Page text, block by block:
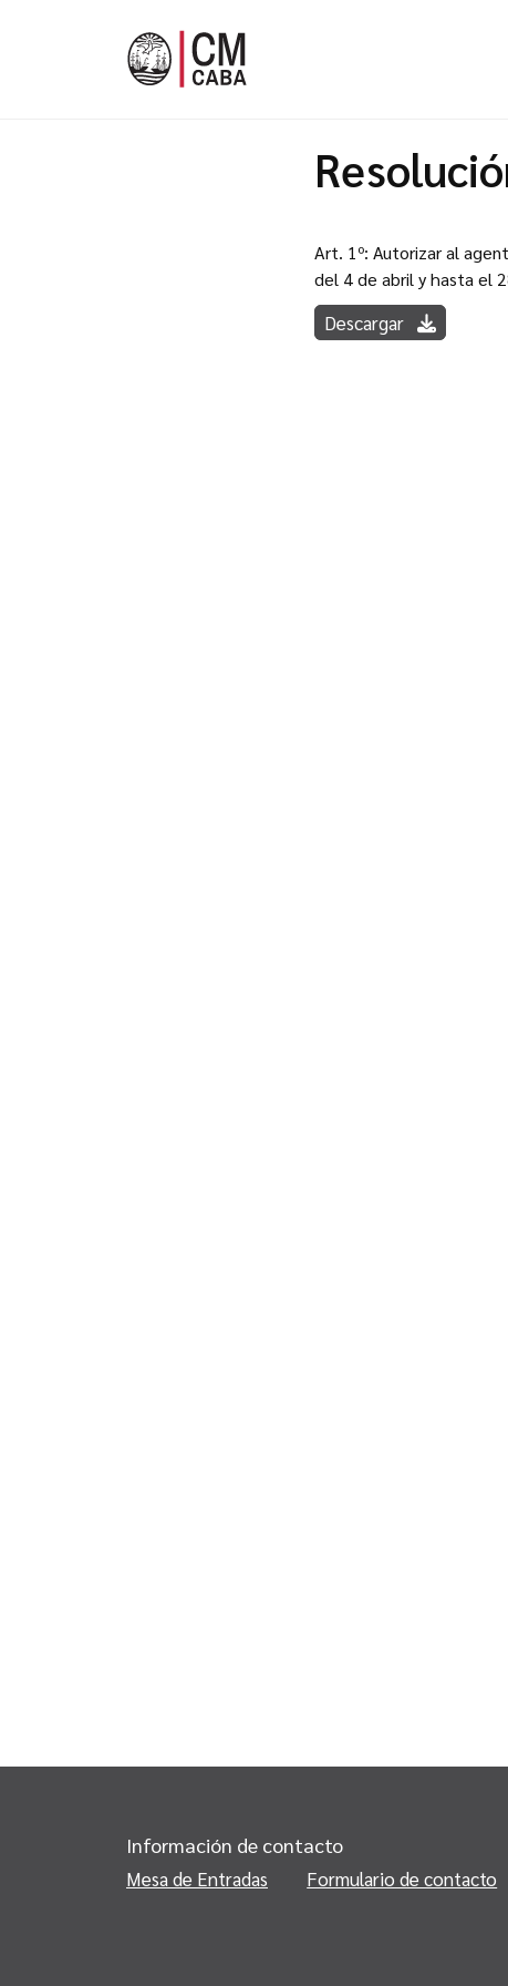
Art. 1º: Autorizar al
del 4 de abril y hasta el
Descargar
Información de contacto
Mesa de Entradas Formulario de contacto